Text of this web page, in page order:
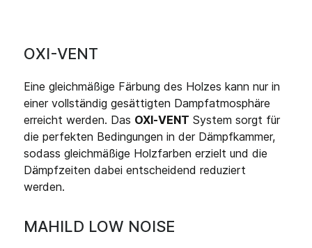
OXI-VENT
Eine gleichmäßige Färbung des Holzes kann nur in
einer vollständig gesättigten Dampfatmosphäre
erreicht werden. Das OXI-VENT System sorgt für
die perfekten Bedingungen in der Dämpfkammer,
sodass gleichmäßige Holzfarben erzielt und die
Dämpfzeiten dabei entscheidend reduziert
werden.
MAHILD LOW NOISE